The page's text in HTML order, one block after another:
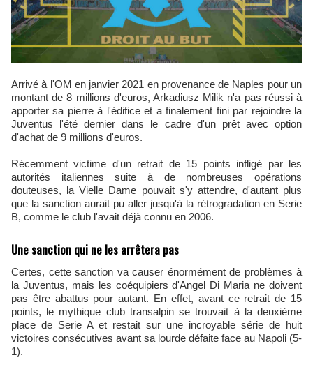
Arrivé à l'OM en janvier 2021 en provenance de Naples pour un
montant de 8 millions d'euros, Arkadiusz Milik n'a pas réussi à
apporter sa pierre à l'édifice et a finalement fini par rejoindre la
Juventus l'été dernier dans le cadre d'un prêt avec option
d'achat de 9 millions d'euros.
Récemment victime d'un retrait de 15 points infligé par les
autorités italiennes suite à de nombreuses opérations
douteuses, la Vielle Dame pouvait s'y attendre, d'autant plus
que la sanction aurait pu aller jusqu'à la rétrogradation en Serie
B, comme le club l'avait déjà connu en 2006.
Une sanction qui ne les arrêtera pas
Certes, cette sanction va causer énormément de problèmes à
la Juventus, mais les coéquipiers d'Angel Di Maria ne doivent
pas être abattus pour autant. En effet, avant ce retrait de 15
points, le mythique club transalpin se trouvait à la deuxième
place de Serie A et restait sur une incroyable série de huit
victoires consécutives avant sa lourde défaite face au Napoli (5-
1).